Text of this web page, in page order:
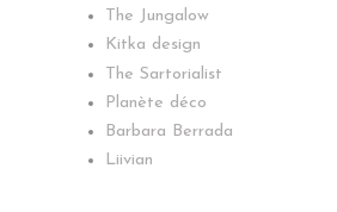
The Jungalow
Kitka design
The Sartorialist
Planète déco
Barbara Berrada
Liivian